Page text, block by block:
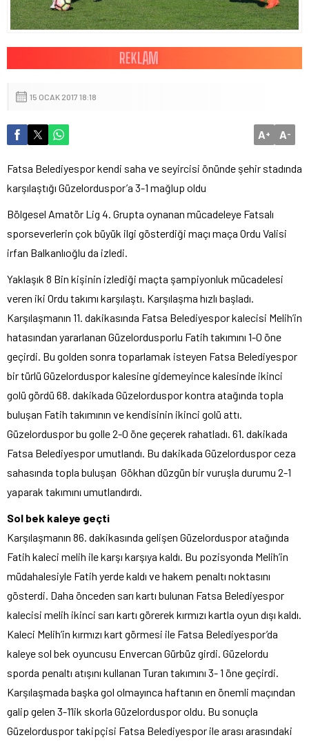
15 OCAK 2017 18:18
A+ A-
Fatsa Belediyespor kendi saha ve seyircisi önünde şehir stadında
karşılaştığı Güzelorduspor’a 3-1 mağlup oldu
Bölgesel Amatör Lig 4. Grupta oynanan mücadeleye Fatsalı
sporseverlerin çok büyük ilgi gösterdiği maçı maça Ordu Valisi
irfan Balkanlıoğlu da izledi.
Yaklaşık 8 Bin kişinin izlediği maçta şampiyonluk mücadelesi
veren iki Ordu takımı karşılaştı. Karşılaşma hızlı başladı.
Karşılaşmanın 11. dakikasında Fatsa Belediyespor kalecisi Melih’in
hatasından yararlanan Güzelordusporlu Fatih takımını 1-0 öne
geçirdi. Bu golden sonra toparlamak isteyen Fatsa Belediyespor
bir türlü Güzelorduspor kalesine gidemeyince kalesinde ikinci
golü gördü 68. dakikada Güzelorduspor kontra atağında topla
buluşan Fatih takımının ve kendisinin ikinci golü attı.
Güzelorduspor bu golle 2-0 öne geçerek rahatladı. 61. dakikada
Fatsa Belediyespor umutlandı. Bu dakikada Güzelorduspor ceza
sahasında topla buluşan Gökhan düzgün bir vuruşla durumu 2-1
yaparak takımını umutlandırdı.
Sol bek kaleye geçti
Karşılaşmanın 86. dakikasında gelişen Güzelorduspor atağında
Fatih kaleci melih ile karşı karşıya kaldı. Bu pozisyonda Melih’in
müdahalesiyle Fatih yerde kaldı ve hakem penaltı noktasını
gösterdi. Daha önceden sarı kartı bulunan Fatsa Belediyespor
kalecisi melih ikinci sarı kartı görerek kırmızı kartla oyun dışı kaldı.
Kaleci Melih’in kırmızı kart görmesi ile Fatsa Belediyespor’da
kaleye sol bek oyuncusu Envercan Gürbüz girdi. Güzelordu
sporda penaltı atışını kullanan Turan takımını 3- 1 öne geçirdi.
Karşılaşmada başka gol olmayınca haftanın en önemli maçından
galip gelen 3-1’lik skorla Güzelorduspor oldu. Bu sonuçla
Güzelorduspor takipçisi Fatsa Belediyespor ile arası arasındaki